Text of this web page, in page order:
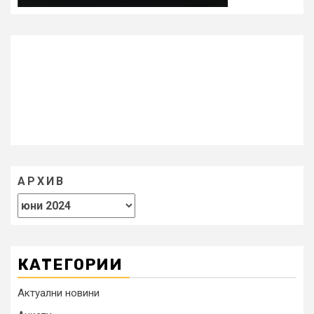
АРХИВ
КАТЕГОРИИ
Актуални новини